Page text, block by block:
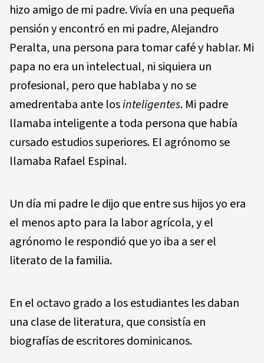
hizo amigo de mi padre. Vivía en una pequeña
pensión y encontró en mi padre, Alejandro
Peralta, una persona para tomar café y hablar. Mi
papa no era un intelectual, ni siquiera un
profesional, pero que hablaba y no se
amedrentaba ante losinteligentes. Mi padre
llamaba inteligente a toda persona que había
cursado estudios superiores. El agrónomo se
llamaba Rafael Espinal.
Un día mi padre le dijo que entre sus hijos yo era
el menos apto para la labor agrícola, y el
agrónomo le respondió que yo iba a ser el
literato de la familia.
En el octavo grado a los estudiantes les daban
una clase de literatura, que consistía en
biografías de escritores dominicanos.